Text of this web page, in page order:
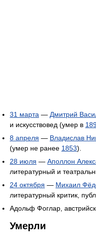
31 марта — Дмитрий
и искусствовед (умер в
8 апреля — Владислав
(умер не ранее 1853).
28 июля — Аполлон
литературный и
24 октября — Михаил
литературный критик,
Адольф Фоглар,
Умерли